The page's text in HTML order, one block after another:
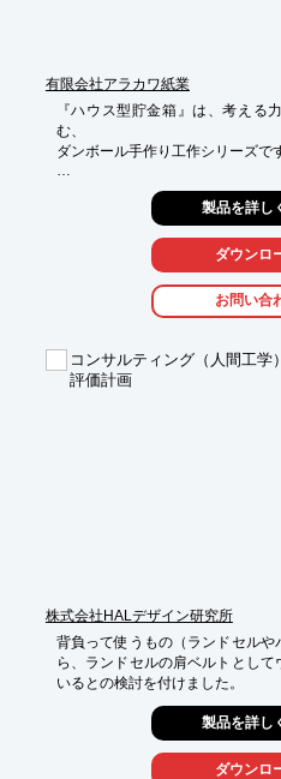
有限会社アラカワ紙業
『ハウス型貯金箱』は、考える
む、
ダンボール手作り工作シリーズで
えんとつから硬貨を入れると転
楽しい貯金箱となっています。
当社は、ダンボールでこんなも
便利グッズを意欲的に開発して
【特長】
■環境に配慮したエコ素材
製品を詳し
ダウンロ
お問い合
コンサルティング（人間工
評価計画
株式会社HALデザイン研究所
背負って使うもの（ランドセル
ら、ランドセルの肩ベルトとし
いるとの検討を付けました。
製品を詳し
ダウンロ